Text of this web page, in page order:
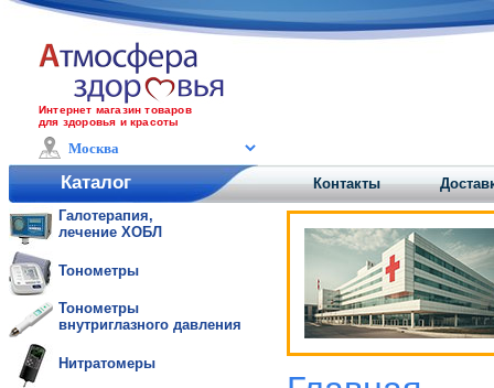
Интернет магазин товаров
для здоровья и красоты
Каталог Контакты
Галотерапия,
лечение ХОБЛ
Тонометры
Тонометры
внутриглазного давления
Нитратомеры